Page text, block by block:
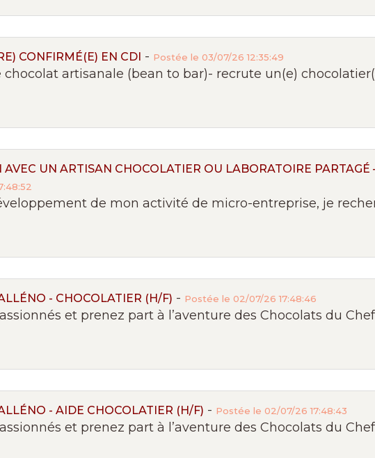
CONFIRMÉ(E) EN CDI - Postée le 03/07/26 12:35:49
artisanale (bean to bar)- recrute un(e)
UN ARTISAN CHOCOLATIER OU LABORATOIRE PARTAGÉ
de mon activité de micro-entreprise, je
- CHOCOLATIER (H/F) - Postée le 02/07/26 17:48:46
et prenez part à l’aventure des Chocolats du Chef
- AIDE CHOCOLATIER (H/F) - Postée le 02/07/26 17:48:43
et prenez part à l’aventure des Chocolats du Chef